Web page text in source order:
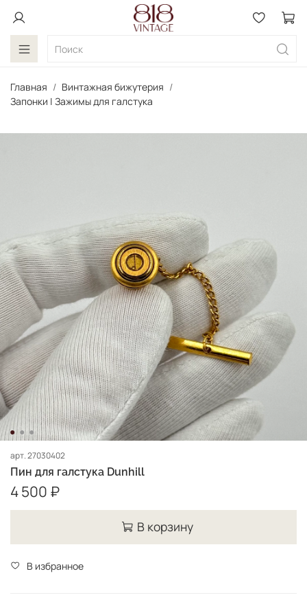
Главная
Винтажная бижутерия
Запонки | Зажимы для галстука
арт.27030402
Пин для галстука Dunhill
4 500 ₽
В корзину
В избранное